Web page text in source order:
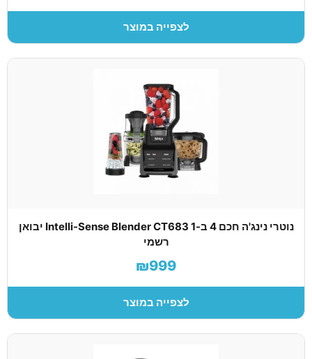
לצפייה במוצר
נוטרי נינג'ה חכם 4 ב-1 Intelli-Sense Blender CT683 יבואן
רשמי
₪999
לצפייה במוצר